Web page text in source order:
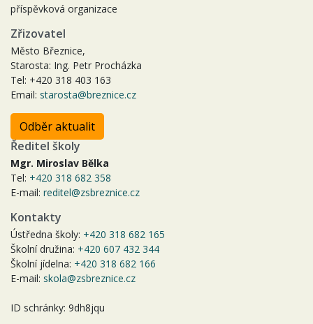
příspěvková organizace
Zřizovatel
Město Březnice,
Starosta: Ing. Petr Procházka
Tel: +420 318 403 163
Email: starosta@breznice.cz
Odběr aktualit
Ředitel školy
Mgr. Miroslav Bělka
Tel: +420 318 682 358
E-mail: reditel@zsbreznice.cz
Kontakty
Ústředna školy: +420 318 682 165
Školní družina: +420 607 432 344
Školní jídelna: +420 318 682 166
E-mail: skola@zsbreznice.cz
ID schránky: 9dh8jqu